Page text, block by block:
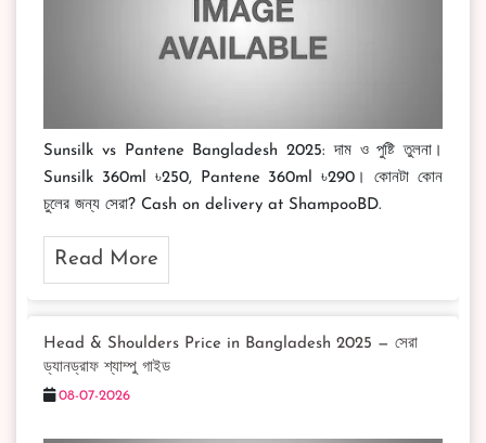
Sunsilk vs Pantene Bangladesh 2025: দাম ও পুষ্টি তুলনা।
Sunsilk 360ml ৳250, Pantene 360ml ৳290। কোনটা কোন
চুলের জন্য সেরা? Cash on delivery at ShampooBD.
Read More
Head & Shoulders Price in Bangladesh 2025 — সেরা
ড্যানড্রাফ শ্যাম্পু গাইড
08-07-2026